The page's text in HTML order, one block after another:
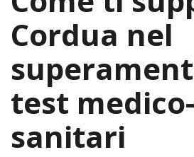
Cordua nel
test medico-
sanitari